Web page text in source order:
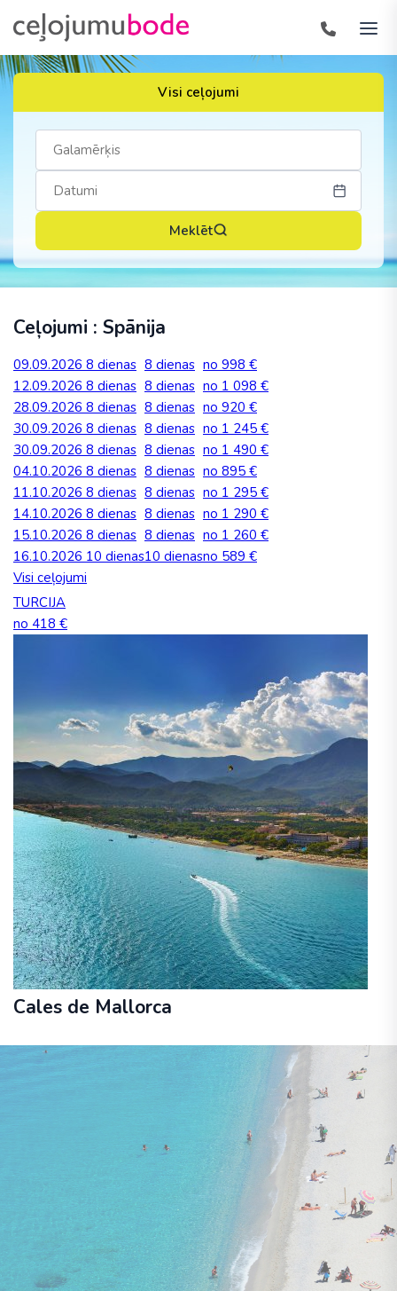
Visi ceļojumi
Meklēt
Ceļojumi : Spānija
09.09.2026 8 dienas 8 dienas no 998 €
12.09.2026 8 dienas 8 dienas no 1 098 €
28.09.2026 8 dienas 8 dienas no 920 €
30.09.2026 8 dienas 8 dienas no 1 245 €
30.09.2026 8 dienas 8 dienas no 1 490 €
04.10.2026 8 dienas 8 dienas no 895 €
11.10.2026 8 dienas 8 dienas no 1 295 €
14.10.2026 8 dienas 8 dienas no 1 290 €
15.10.2026 8 dienas 8 dienas no 1 260 €
16.10.2026 10 dienas10 dienasno 589 €
Visi ceļojumi
TURCIJA
no 418 €
Cales de Mallorca
11. - 18. oktobris